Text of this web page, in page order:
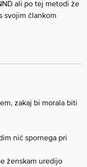
ali po tej metodi že
svojim člankom
zakaj bi morala biti
nič spornega pri
ženskam uredijo